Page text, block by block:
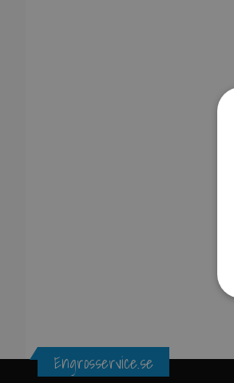
Engrosservice.se